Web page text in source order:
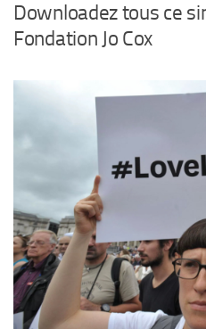
Downloadez tous ce
Fondation Jo Cox